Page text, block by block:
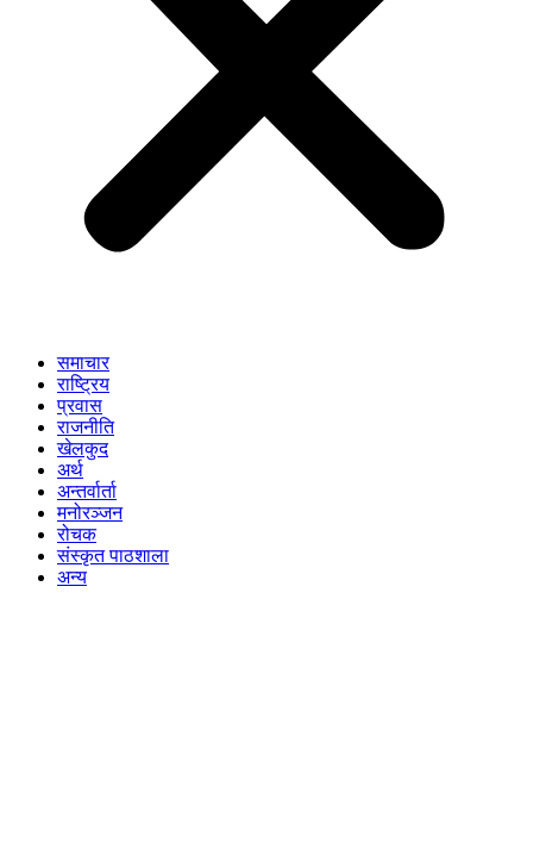
समाचार
राष्ट्रिय
प्रवास
राजनीति
खेलकुद
अर्थ
अन्तर्वार्ता
मनोरञ्जन
रोचक
संस्कृत पाठशाला
अन्य